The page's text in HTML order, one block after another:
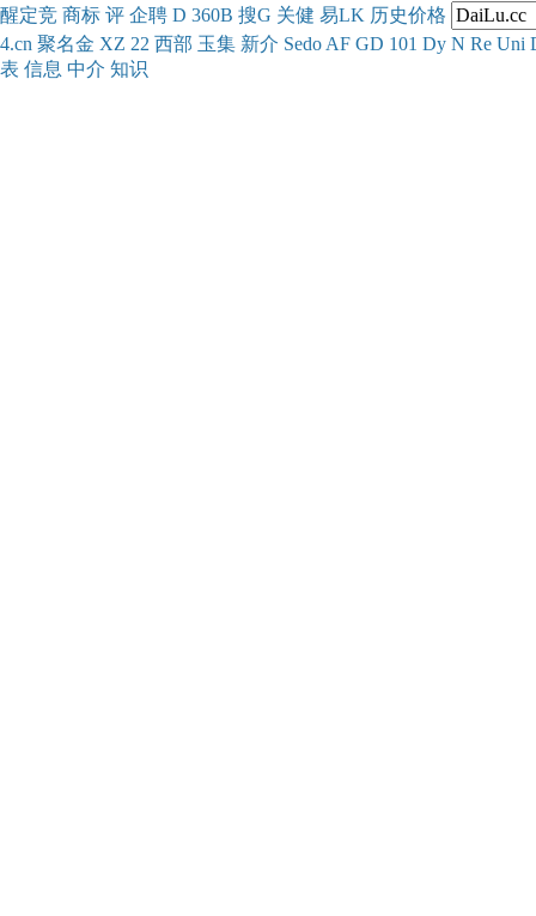
醒定竞 商标 评 企聘 D 360B 搜G 关健 易LK 历史价格
4.cn 聚名金 XZ 22 西部 玉集 新介 Sedo AF GD 101 Dy N Re Uni
表 信息 中介 知识